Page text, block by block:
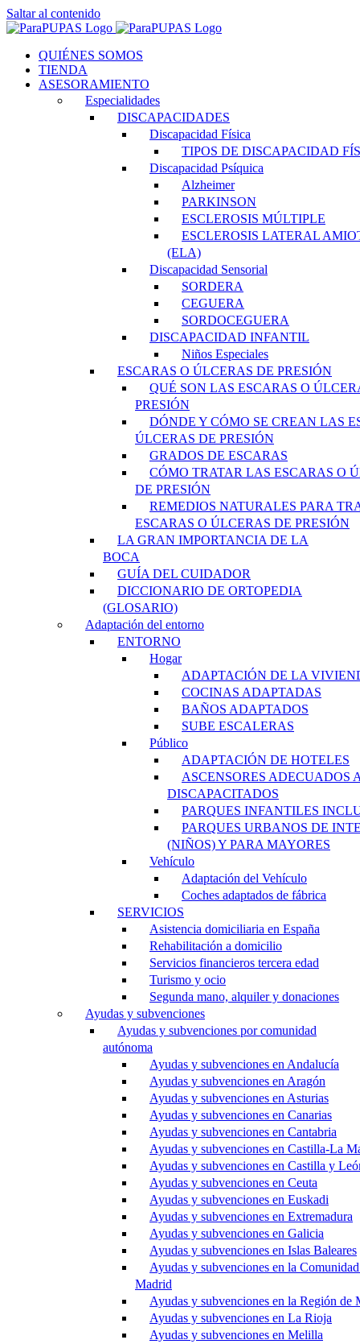
Saltar al contenido
QUIÉNES SOMOS
TIENDA
ASESORAMIENTO
Especialidades
DISCAPACIDADES
Discapacidad Física
TIPOS DE DISCAPACIDAD
Discapacidad Psíquica
Alzheimer
PARKINSON
ESCLEROSIS MÚLTIPLE
ESCLEROSIS LATERAL
(ELA)
Discapacidad Sensorial
SORDERA
CEGUERA
SORDOCEGUERA
DISCAPACIDAD INFANTIL
Niños Especiales
ESCARAS O ÚLCERAS DE PRESIÓN
QUÉ SON LAS ESCARAS O
PRESIÓN
DÓNDE Y CÓMO SE CREAN LAS
ÚLCERAS DE PRESIÓN
GRADOS DE ESCARAS
CÓMO TRATAR LAS ESCARAS O
DE PRESIÓN
REMEDIOS NATURALES PARA
ESCARAS O ÚLCERAS DE PRESIÓN
LA GRAN IMPORTANCIA DE LA
BOCA
GUÍA DEL CUIDADOR
DICCIONARIO DE ORTOPEDIA
(GLOSARIO)
Adaptación del entorno
ENTORNO
Hogar
ADAPTACIÓN DE LA
COCINAS ADAPTADAS
BAÑOS ADAPTADOS
SUBE ESCALERAS
Público
ADAPTACIÓN DE HOTELES
ASCENSORES ADECUADOS
DISCAPACITADOS
PARQUES INFANTILES
PARQUES URBANOS DE
(NIÑOS) Y PARA MAYORES
Vehículo
Adaptación del Vehículo
Coches adaptados de fábrica
SERVICIOS
Asistencia domiciliaria en España
Rehabilitación a domicilio
Servicios financieros tercera edad
Turismo y ocio
Segunda mano, alquiler y donaciones
Ayudas y subvenciones
Ayudas y subvenciones por comunidad
autónoma
Ayudas y subvenciones en Andalucía
Ayudas y subvenciones en Aragón
Ayudas y subvenciones en Asturias
Ayudas y subvenciones en Canarias
Ayudas y subvenciones en Cantabria
Ayudas y subvenciones en Castilla-La
Ayudas y subvenciones en Castilla y
Ayudas y subvenciones en Ceuta
Ayudas y subvenciones en Euskadi
Ayudas y subvenciones en Extremadura
Ayudas y subvenciones en Galicia
Ayudas y subvenciones en Islas Baleares
Ayudas y subvenciones en la
Madrid
Ayudas y subvenciones en la Región de
Ayudas y subvenciones en La Rioja
Ayudas y subvenciones en Melilla